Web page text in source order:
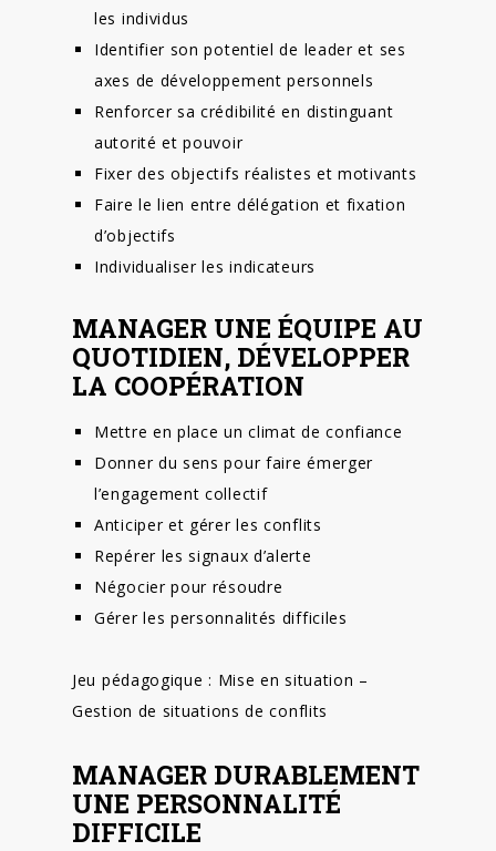
les individus
Identifier son potentiel de leader et ses
axes de développement personnels
Renforcer sa crédibilité en distinguant
autorité et pouvoir
Fixer des objectifs réalistes et motivants
Faire le lien entre délégation et fixation
d’objectifs
Individualiser les indicateurs
MANAGER UNE ÉQUIPE AU
QUOTIDIEN, DÉVELOPPER
LA COOPÉRATION
Mettre en place un climat de confiance
Donner du sens pour faire émerger
l’engagement collectif
Anticiper et gérer les conflits
Repérer les signaux d’alerte
Négocier pour résoudre
Gérer les personnalités difficiles
Jeu pédagogique : Mise en situation –
Gestion de situations de conflits
MANAGER DURABLEMENT
UNE PERSONNALITÉ
DIFFICILE